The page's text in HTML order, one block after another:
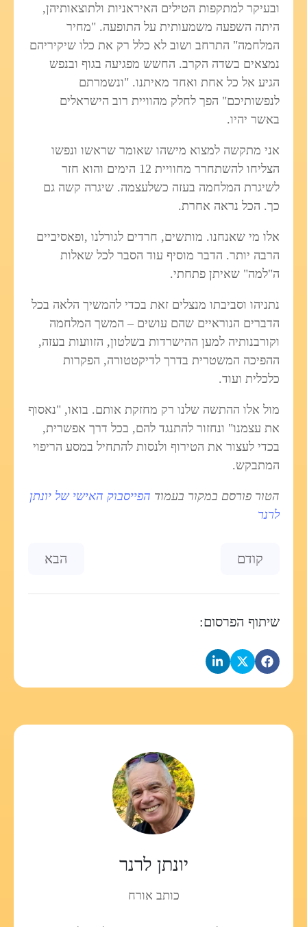
ובעיקר למתקפות הטילים האיראניות ולתוצאותיהן,
היתה השפעה משמעותית על התופעה. "מחיר
המלחמה" התרחב ושוב לא כלל רק את כלו שיקיריהם
נמצאים בשדה הקרב. החשש מפגיעה בגוף ובנפש
הגיע אל כל אחת ואחד מאיתנו. "ונשמרתם
לנפשותיכם" הפך לחלק מהוויית רוב הישראלים
באשר יהיו.
אני מתקשה למצוא מישהו שאומר שראשו ונפשו
הצליחו להשתחרר מחוויית 12 הימים והוא חזר
לשיגרת המלחמה בעזה כשלעצמה. שיגרה קשה גם
כך. הכל נראה אחרת.
אלו מי שאנחנו. מותשים, חרדים לגורלנו ,ופאסיביים
הרבה יותר. הדבר מוסיף עוד הסבר לכל שאלות
ה"למה" שאיתן פתחתי.
נתניהו וסביבתו מנצלים זאת בכדי להמשיך הלאה בכל
הדברים הנוראיים שהם עושים – המשך המלחמה
וקורבנותיה למען ההישרדות בשלטון, הזוועות בעזה,
ההפיכה המשטרית בדרך לדיקטטורה, הפקרות
כלכלית ועוד.
מול אלו ההתשה שלנו רק מחזקת אותם. בואו, "נאסוף
את עצמנו" ונחזור להתנגד להם, בכל דרך אפשרית,
בכדי לעצור את הטירוף ולנסות להתחיל במסע הריפוי
המתבקש.
הטור פורסם במקור בעמוד הפייסבוק האישי של יונתן
לרנר
Previous article: החברה האזרחית הערבית בישראל
קודם Next article: על גן עדן וגיהינום ושני משלים מהם לטעום
הבא
שיתוף הפרסום:
יונתן לרנר
כותב אורח